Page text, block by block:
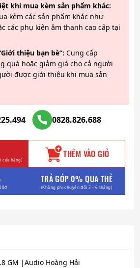
khi mua kèm sản phẩm khác:
kèm các sản phẩm khác như
các phụ kiện âm thanh cao cấp tại
thiệu bạn bè”: Cung cấp
quà hoặc giảm giá cho cả người
được giới thiệu khi mua sản
0828.826.688
cửa hàng) THÊM VÀO GIỎ
TRẢ GÓP 0% QUA THẺ
(Không phí chuyển đổi 3 - 6 tháng)
GM |Audio Hoàng Hải